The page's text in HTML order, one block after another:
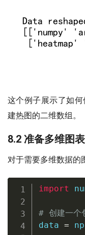
这个例子展示了如
建热图的二维数组。
8.2 准备多维图
对于需要多维数据的
import
# 创建一个
data = np